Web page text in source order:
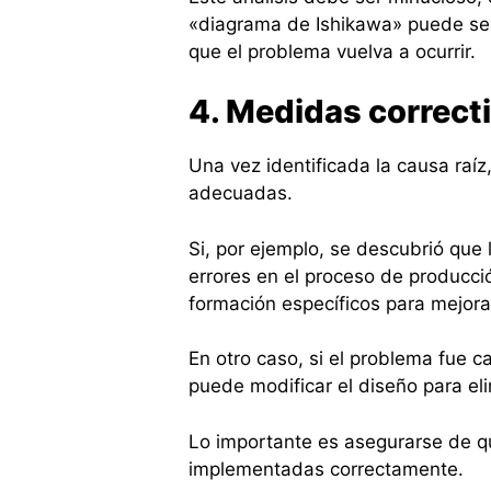
«diagrama de Ishikawa» puede
que el problema vuelva a ocurrir.
4. Medidas
Una vez identificada la causa
adecuadas.
Si, por ejemplo, se descubrió
errores en el proceso de
formación específicos para
En otro caso, si el problema fue
puede modificar el diseño para
Lo importante es asegurarse de
implementadas correctamente.